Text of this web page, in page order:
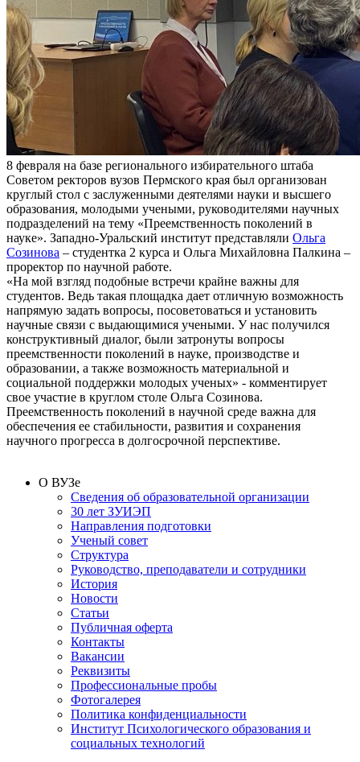
8 февраля на базе регионального избирательного штаба
Советом ректоров вузов Пермского края был организован
круглый стол с заслуженными деятелями науки и высшего
образования, молодыми учеными, руководителями научных
подразделений на тему «Преемственность поколений в
науке». Западно-Уральский институт представляли Ольга
Созинова – студентка 2 курса и Ольга Михайловна Палкина –
проректор по научной работе.
«На мой взгляд подобные встречи крайне важны для
студентов. Ведь такая площадка дает отличную возможность
напрямую задать вопросы, посоветоваться и установить
научные связи с выдающимися учеными. У нас получился
конструктивный диалог, были затронуты вопросы
преемственности поколений в науке, производстве и
образовании, а также возможность материальной и
социальной поддержки молодых ученых» - комментирует
свое участие в круглом столе Ольга Созинова.
Преемственность поколений в научной среде важна для
обеспечения ее стабильности, развития и сохранения
научного прогресса в долгосрочной перспективе.
О ВУЗе
Сведения об образовательной организации
30 лет ЗУИЭП
Направления подготовки
Ученый совет
Структура
Руководство, преподаватели и сотрудники
История
Новости
Статьи
Публичная оферта
Контакты
Вакансии
Реквизиты
Профессиональные пробы
Фотогалерея
Политика конфиденциальности
Институт Психологического образования и
социальных технологий